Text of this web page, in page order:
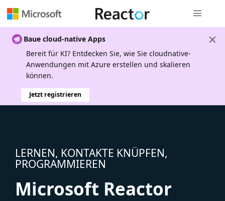
Baue cloud-native Apps
Bereit für KI? Entdecken Sie, wie Sie cloudnative-
Anwendungen mit Azure erstellen und skalieren
können.
Jetzt registrieren
LERNEN, KONTAKTE KNÜPFEN,
PROGRAMMIEREN
Microsoft Reactor